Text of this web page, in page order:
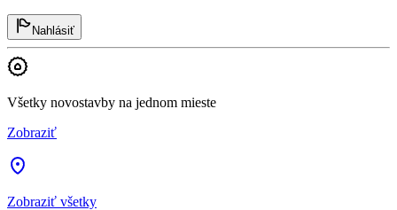
Nahlásiť
Všetky novostavby na jednom mieste
Zobraziť
Zobraziť všetky